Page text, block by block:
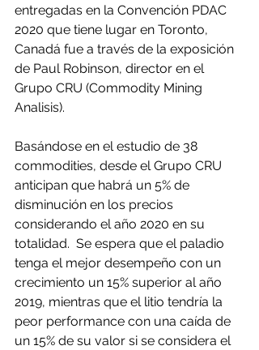
entregadas en la Convención PDAC
2020 que tiene lugar en Toronto,
Canadá fue a través de la exposición
de Paul Robinson, director en el
Grupo CRU (Commodity Mining
Analisis).
Basándose en el estudio de 38
commodities, desde el Grupo CRU
anticipan que habrá un 5% de
disminución en los precios
considerando el año 2020 en su
totalidad.  Se espera que el paladio
tenga el mejor desempeño con un
crecimiento un 15% superior al año
2019, mientras que el litio tendría la
peor performance con una caída de
un 15% de su valor si se considera el